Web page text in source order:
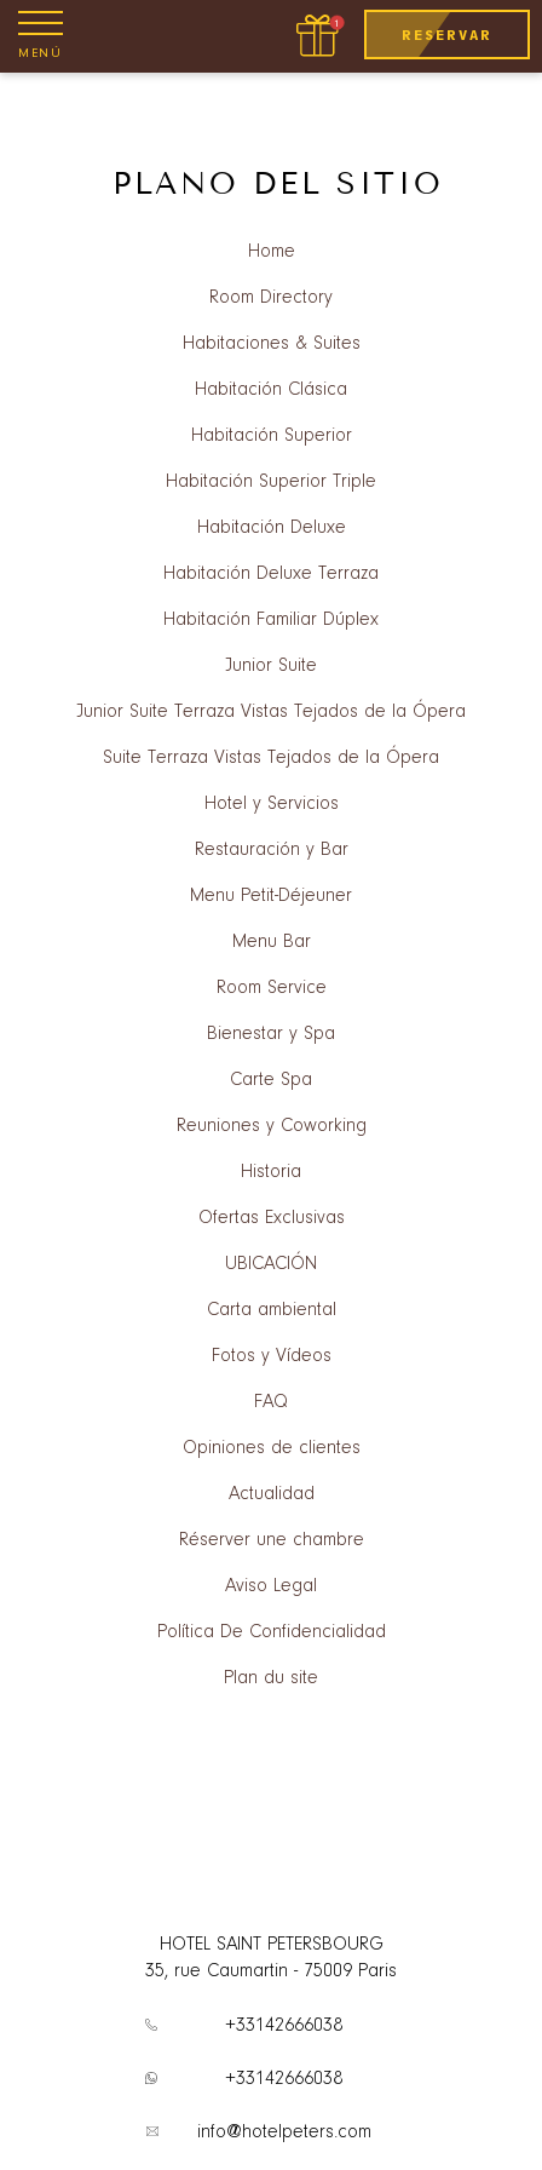
MENÚ
RESERVAR
PLANO DEL SITIO
Home
Room Directory
Habitaciones & Suites
Habitación Clásica
Habitación Superior
Habitación Superior Triple
Habitación Deluxe
Habitación Deluxe Terraza
Habitación Familiar Dúplex
Junior Suite
Junior Suite Terraza Vistas Tejados de la Ópera
Suite Terraza Vistas Tejados de la Ópera
Hotel y Servicios
Restauración y Bar
Menu Petit-Déjeuner
Menu Bar
Room Service
Bienestar y Spa
Carte Spa
Reuniones y Coworking
Historia
Ofertas Exclusivas
UBICACIÓN
Carta ambiental
Fotos y Vídeos
FAQ
Opiniones de clientes
Actualidad
Réserver une chambre
Aviso Legal
Política De Confidencialidad
Plan du site
HOTEL SAINT PETERSBOURG
35, rue Caumartin - 75009 Paris
+33142666038
+33142666038
info@hotelpeters.com